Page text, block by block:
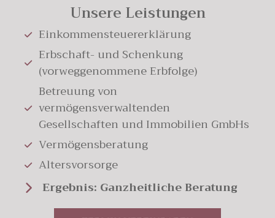
Unsere Leistungen
Einkommensteuererklärung
Erbschaft- und Schenkung
(vorweggenommene Erbfolge)
Betreuung von
vermögensverwaltenden
Gesellschaften und Immobilien GmbHs
Vermögensberatung
Altersvorsorge
Ergebnis: Ganzheitliche Beratung